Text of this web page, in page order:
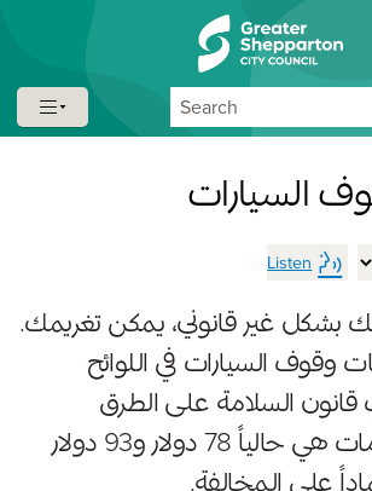
Skip to content
Skip to navigation
السيارات
Listen
بشكل غير قانوني، يمكن تغريمك.
وقوف السيارات في اللوائح
السلامة على الطرق
الفيكتوري. الغرامات هي حالياً 78 دولار و93 دولار